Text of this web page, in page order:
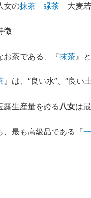
女の抹茶 緑茶 大麦
徴
お茶である、『抹茶 』
』は、“良い水”、“良い
露生産量を誇る八女は
、最も高級品である『